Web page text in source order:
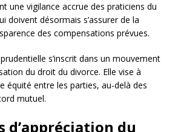
une vigilance accrue des praticiens du
doivent désormais s’assurer de la
des compensations prévues.
s’inscrit dans un mouvement
du droit du divorce. Elle vise à
équité entre les parties, au-delà des
mutuel.
d’appréciation du